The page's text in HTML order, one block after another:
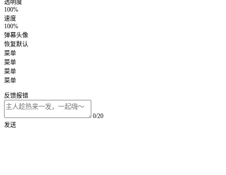
透明度
100%
速度
100%
弹幕头像
恢复默认
菜单
菜单
菜单
菜单
反馈报错
0/20
发送